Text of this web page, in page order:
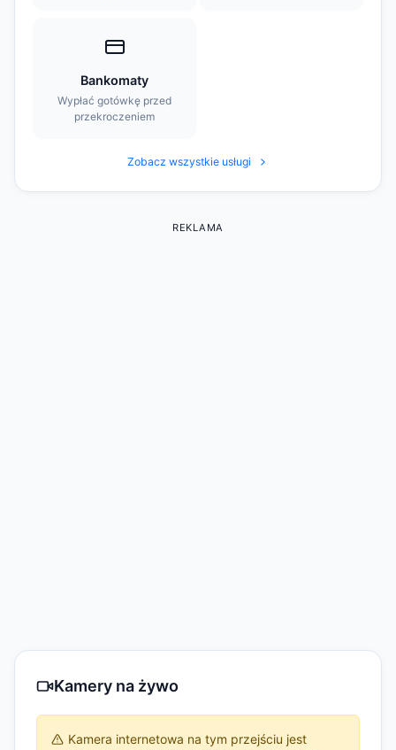
Bankomaty
Wypłać gotówkę przed
przekroczeniem
Zobacz wszystkie usługi
REKLAMA
Kamery na żywo
Kamera internetowa na tym przejściu jest